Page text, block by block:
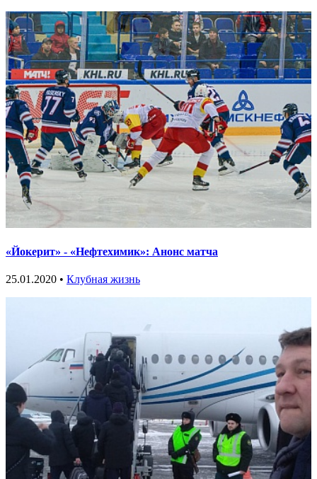
«Йокерит» - «Нефтехимик»: Анонс матча
25.01.2020 • Клубная жизнь